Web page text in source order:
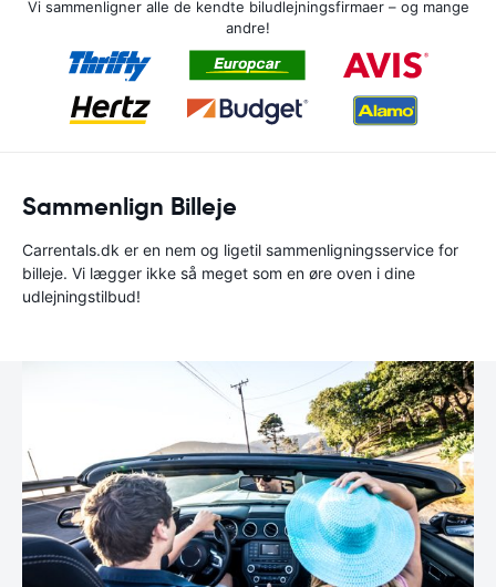
Vi sammenligner alle de kendte biludlejningsfirmaer – og mange
andre!
Sammenlign Billeje
Carrentals.dk er en nem og ligetil sammenligningsservice for
billeje. Vi lægger ikke så meget som en øre oven i dine
udlejningstilbud!